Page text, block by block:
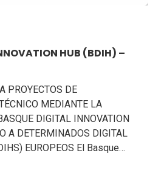
HUB (BDIH) –
PROYECTOS DE
MEDIANTE LA
DIGITAL INNOVATION
A DETERMINADOS DIGITAL
EUROPEOS El Basque…